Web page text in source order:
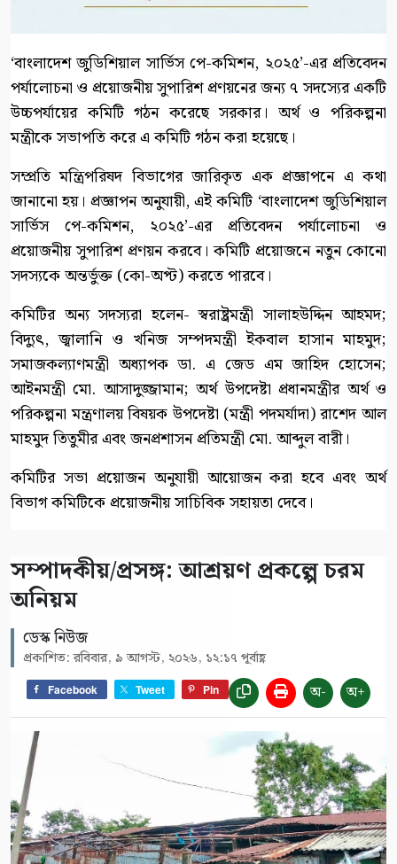
‘বাংলাদেশ জুডিশিয়াল সার্ভিস পে-কমিশন, ২০২৫’-এর প্রতিবেদন
পর্যালোচনা ও প্রয়োজনীয় সুপারিশ প্রণয়নের জন্য ৭ সদস্যের একটি
উচ্চপর্যায়ের কমিটি গঠন করেছে সরকার। অর্থ ও পরিকল্পনা
মন্ত্রীকে সভাপতি করে এ কমিটি গঠন করা হয়েছে।
সম্প্রতি মন্ত্রিপরিষদ বিভাগের জারিকৃত এক প্রজ্ঞাপনে এ কথা
জানানো হয়। প্রজ্ঞাপন অনুযায়ী, এই কমিটি ‘বাংলাদেশ জুডিশিয়াল
সার্ভিস পে-কমিশন, ২০২৫’-এর প্রতিবেদন পর্যালোচনা ও
প্রয়োজনীয় সুপারিশ প্রণয়ন করবে। কমিটি প্রয়োজনে নতুন কোনো
সদস্যকে অন্তর্ভুক্ত (কো-অপ্ট) করতে পারবে।
কমিটির অন্য সদস্যরা হলেন- স্বরাষ্ট্রমন্ত্রী সালাহউদ্দিন আহমদ;
বিদ্যুৎ, জ্বালানি ও খনিজ সম্পদমন্ত্রী ইকবাল হাসান মাহমুদ;
সমাজকল্যাণমন্ত্রী অধ্যাপক ডা. এ জেড এম জাহিদ হোসেন;
আইনমন্ত্রী মো. আসাদুজ্জামান; অর্থ উপদেষ্টা প্রধানমন্ত্রীর অর্থ ও
পরিকল্পনা মন্ত্রণালয় বিষয়ক উপদেষ্টা (মন্ত্রী পদমর্যাদা) রাশেদ আল
মাহমুদ তিতুমীর এবং জনপ্রশাসন প্রতিমন্ত্রী মো. আব্দুল বারী।
কমিটির সভা প্রয়োজন অনুযায়ী আয়োজন করা হবে এবং অর্থ
বিভাগ কমিটিকে প্রয়োজনীয় সাচিবিক সহায়তা দেবে।
সম্পাদকীয়/প্রসঙ্গ: আশ্রয়ণ প্রকল্পে চরম
অনিয়ম
ডেস্ক নিউজ
প্রকাশিত: রবিবার, ৯ আগস্ট, ২০২৬, ১২:১৭ পূর্বাহ্ণ
Facebook Tweet Pin অ- অ+